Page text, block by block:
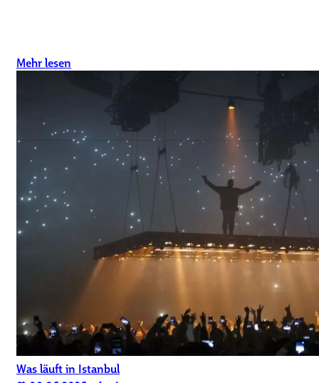
Mehr lesen
Was läuft in Istanbul